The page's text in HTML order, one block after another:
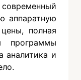
аппаратную
полная
программы
аналитика и